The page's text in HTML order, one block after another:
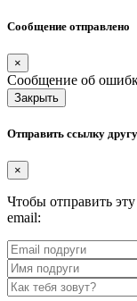
Сообщение отправлено
×
Сообщение об
Закрыть
Отправить ссылку другу
×
Чтобы отправить
email: